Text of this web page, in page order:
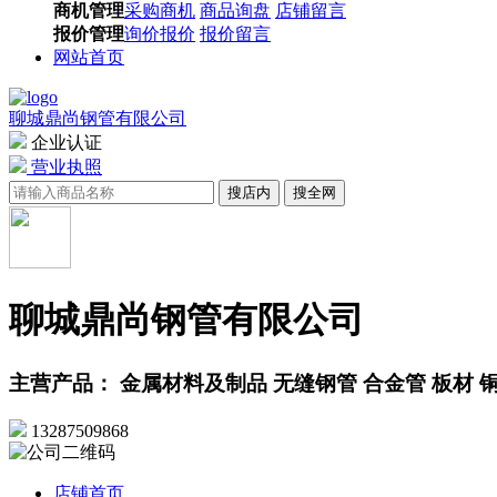
商机管理采购商机 商品询盘 店铺留言
报价管理询价报价 报价留言
网站首页
聊城鼎尚钢管有限公司
企业认证
营业执照
搜店内 搜全网
聊城鼎尚钢管有限公司
主营产品： 金属材料及制品 无缝钢管 合金管 板材
13287509868
店铺首页